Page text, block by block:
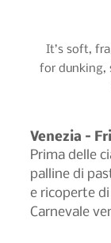
It’s soft,
for dunking,
Venezia –
Prima delle
palline di
e ricoperte
Carnevale